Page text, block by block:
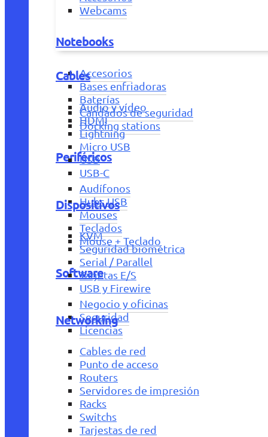
Webcams
Notebooks
Accesorios
Bases enfriadoras
Baterías
Candados de seguridad
Docking stations
Periféricos
Audífonos
Hubs USB
Mouses
Teclados
Mouse + Teclado
Software
Negocio y oficinas
Seguridad
Licencias
Cables
Audio y vídeo
HDMI
Lightning
Micro USB
USB
USB-C
Dispositivos
KVM
Seguridad biométrica
Serial / Parallel
Tarjetas E/S
USB y Firewire
Networking
Cables de red
Punto de acceso
Routers
Servidores de impresión
Racks
Switchs
Tarjestas de red